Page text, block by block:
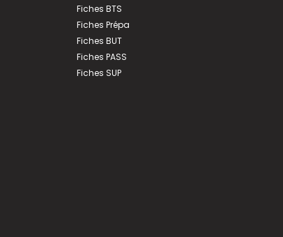
Fiches BTS
Fiches Prépa
Fiches BUT
Fiches PASS
Fiches SUP